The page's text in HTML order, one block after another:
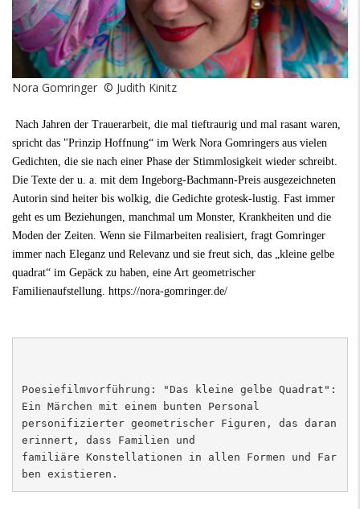
Nora Gomringer © Judith Kinitz
Nach Jahren der Trauerarbeit, die mal tieftraurig und mal rasant waren,
spricht das "Prinzip Hoffnung“ im Werk Nora Gomringers aus vielen
Gedichten, die sie nach einer Phase der Stimmlosigkeit wieder schreibt.
Die Texte der u. a. mit dem Ingeborg-Bachmann-Preis ausgezeichneten
Autorin sind heiter bis wolkig, die Gedichte grotesk-lustig. Fast immer
geht es um Beziehungen, manchmal um Monster, Krankheiten und die
Moden der Zeiten. Wenn sie Filmarbeiten realisiert, fragt Gomringer
immer nach Eleganz und Relevanz und sie freut sich, das „kleine gelbe
quadrat“ im Gepäck zu haben, eine Art geometrischer
Familienaufstellung. https://nora-gomringer.de/
Poesiefilmvorführung: "Das kleine gelbe Quadrat":
Ein Märchen mit einem bunten Personal
personifizierter geometrischer Figuren, das daran
erinnert, dass Familien und
familiäre Konstellationen in allen Formen und Far
ben existieren.